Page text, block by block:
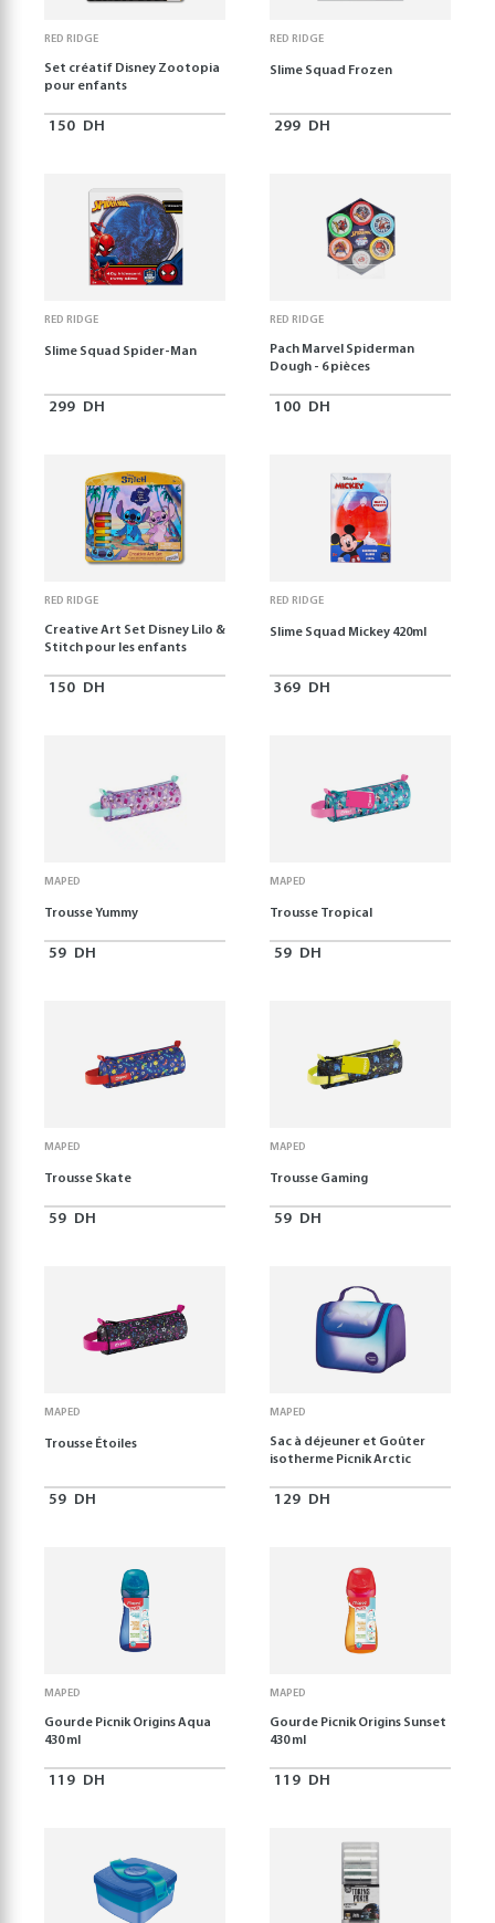
RED RIDGE
Set créatif Disney Zootopia
pour enfants
150 DH
RED RIDGE
Slime Squad Frozen
299 DH
RED RIDGE
Slime Squad Spider-Man
299 DH
RED RIDGE
Pach Marvel Spiderman
Dough - 6 pièces
100 DH
RED RIDGE
Creative Art Set Disney Lilo &
Stitch pour les enfants
150 DH
RED RIDGE
Slime Squad Mickey 420ml
369 DH
MAPED
Trousse Yummy
59 DH
MAPED
Trousse Tropical
59 DH
MAPED
Trousse Skate
59 DH
MAPED
Trousse Gaming
59 DH
MAPED
Trousse Étoiles
59 DH
MAPED
Sac à déjeuner et Goûter
isotherme Picnik Arctic
129 DH
MAPED
Gourde Picnik Origins Aqua
430 ml
119 DH
MAPED
Gourde Picnik Origins Sunset
430 ml
119 DH